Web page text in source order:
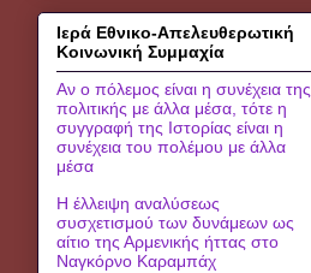
Ιερά Εθνικο-Απελευθερωτική
Κοινωνική Συμμαχία
Αν ο πόλεμος είναι η συνέχεια της
πολιτικής με άλλα μέσα, τότε η
συγγραφή της Ιστορίας είναι η
συνέχεια του πολέμου με άλλα
μέσα
Η έλλειψη αναλύσεως
συσχετισμού των δυνάμεων ως
αίτιο της Αρμενικής ήττας στο
Ναγκόρνο Καραμπάχ